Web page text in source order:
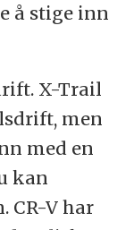
å stige inn
X-Trail
men
med en
kan
CR-V har